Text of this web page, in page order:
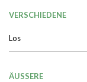
VERSCHIEDENE
Los
ÄUSSERE